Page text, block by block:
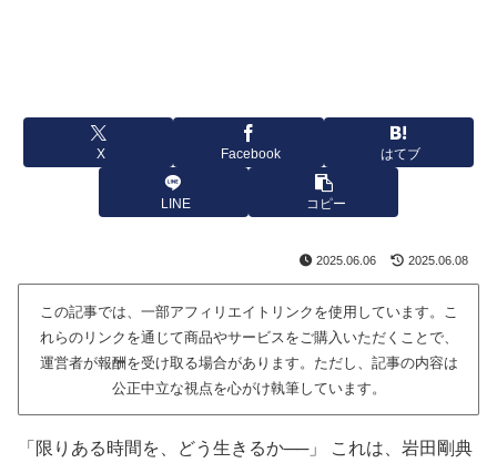
X Facebook はてブ
LINE コピー
2025.06.06 2025.06.08
この記事では、一部アフィリエイトリンクを使用しています。こ
れらのリンクを通じて商品やサービスをご購入いただくことで、
運営者が報酬を受け取る場合があります。ただし、記事の内容は
公正中立な視点を心がけ執筆しています。
「限りある時間を、どう生きるか──」 これは、岩田剛典